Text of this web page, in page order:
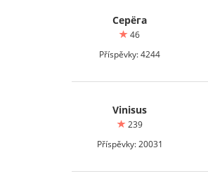
Серёга
46
Příspěvky: 4244
Vinisus
239
Příspěvky: 20031